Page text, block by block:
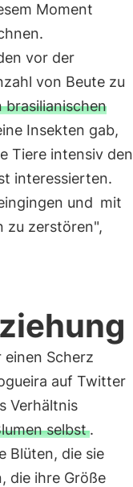
Moment
vor der
von Beute zu
brasilianischen
Insekten gab,
Tiere intensiv den
interessierten.
und mit
zu zerstören",
Scherz
auf Twitter
Verhältnis
selbst.
Blüten, die sie
die ihre Größe